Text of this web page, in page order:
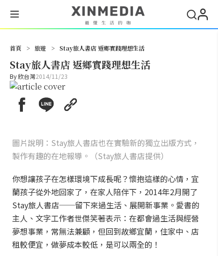
首頁 > 旅遊 > Stay旅人書店 返鄉實踐理想生活
Stay旅人書店 返鄉實踐理想生活
By欣台灣2014/11/23
圖片說明：Stay旅人書店也在實驗新的獨立出版方式，
製作有趣的在地報導。（Stay旅人書店提供）
你想讓孩子在怎樣環境下成長呢？懷抱這樣的心情，宜
蘭孩子從外地回家了，在家人陪伴下，2014年2月開了
Stay旅人書店──留下來過生活、展開新事業。愛書的
主人、文字工作者世傑笑著表示：在都會過生活與經營
夢想事業，常無法兼顧，但回到故鄉宜蘭，住家中、店
租較便宜，做夢成本較低，是可以兩全的！